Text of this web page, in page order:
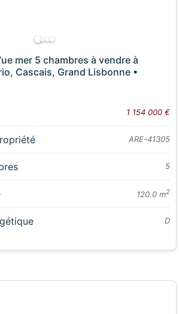
mer 5 chambres à vendre à
Cascais, Grand Lisbonne •
1 154 000 €
ARE-41305
5
120.0 m2
D